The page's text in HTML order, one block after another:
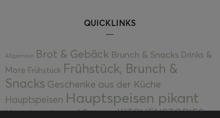
QUICKLINKS
Allgemein Brot & Gebäck Brunch & Snacks Drinks &
More Frühstück Frühstück, Brunch &
Snacks Geschenke aus der Küche
Hauptspeisen Hauptspeisen pikant
Hauptspeisen süßKekseKITCHENSTORIES